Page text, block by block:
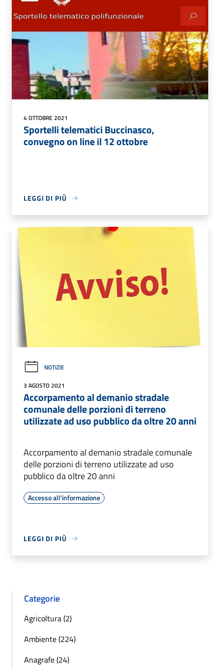
4 OTTOBRE 2021
Sportelli telematici Buccinasco,
convegno on line il 12 ottobre
LEGGI DI PIÙ
NOTIZIE
3 AGOSTO 2021
Accorpamento al demanio stradale
comunale delle porzioni di terreno
utilizzate ad uso pubblico da oltre 20 anni
Accorpamento al demanio stradale comunale
delle porzioni di terreno utilizzate ad uso
pubblico da oltre 20 anni
Accesso all'informazione
LEGGI DI PIÙ
Categorie
Agricoltura (2)
Ambiente (224)
Anagrafe (24)